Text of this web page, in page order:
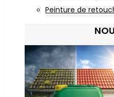
Peinture de